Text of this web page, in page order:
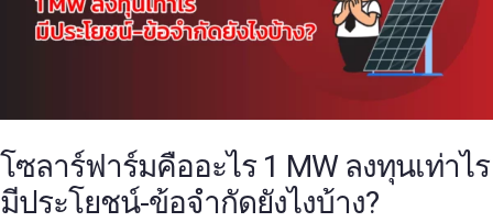
โซลาร์ฟาร์มคืออะไร 1 MW ลงทุนเท่าไร
มีประโยชน์-ข้อจำกัดยังไงบ้าง?